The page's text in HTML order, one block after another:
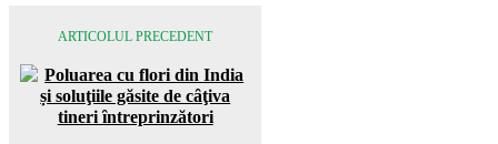
ARTICOLUL PRECEDENT